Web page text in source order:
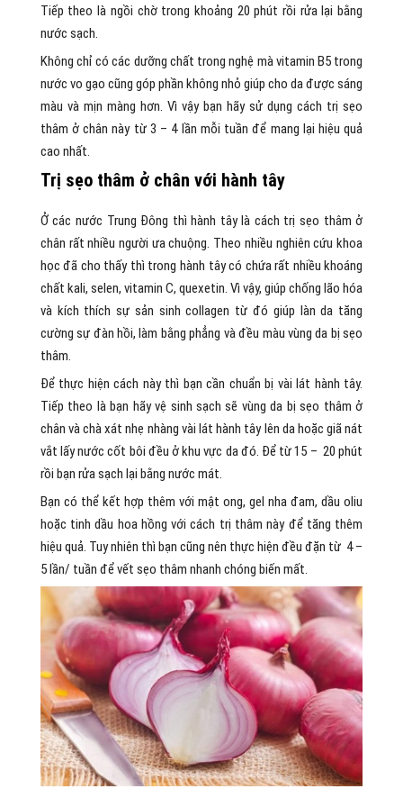
Tiếp theo là ngồi chờ trong khoảng 20 phút rồi rửa lại bằng
nước sạch.
Không chỉ có các dưỡng chất trong nghệ mà vitamin B5 trong
nước vo gạo cũng góp phần không nhỏ giúp cho da được sáng
màu và mịn màng hơn. Vì vậy bạn hãy sử dụng cách trị sẹo
thâm ở chân này từ 3 – 4 lần mỗi tuần để mang lại hiệu quả
cao nhất.
Trị sẹo thâm ở chân với hành tây
Ở các nước Trung Đông thì hành tây là cách trị sẹo thâm ở
chân rất nhiều người ưa chuộng. Theo nhiều nghiên cứu khoa
học đã cho thấy thì trong hành tây có chứa rất nhiều khoáng
chất kali, selen, vitamin C, quexetin. Vì vậy, giúp chống lão hóa
và kích thích sự sản sinh collagen từ đó giúp làn da tăng
cường sự đàn hồi, làm bằng phẳng và đều màu vùng da bị sẹo
thâm.
Để thực hiện cách này thì bạn cần chuẩn bị vài lát hành tây.
Tiếp theo là bạn hãy vệ sinh sạch sẽ vùng da bị sẹo thâm ở
chân và chà xát nhẹ nhàng vài lát hành tây lên da hoặc giã nát
vắt lấy nước cốt bôi đều ở khu vực da đó. Để từ 15 – 20 phút
rồi bạn rửa sạch lại bằng nước mát.
Bạn có thể kết hợp thêm với mật ong, gel nha đam, dầu oliu
hoặc tinh dầu hoa hồng với cách trị thâm này để tăng thêm
hiệu quả. Tuy nhiên thì bạn cũng nên thực hiện đều đặn từ 4 –
5 lần/ tuần để vết sẹo thâm nhanh chóng biến mất.